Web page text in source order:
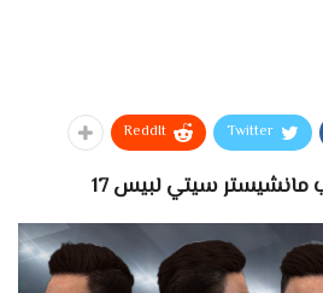
Twitter
ReddIt
مانشيستر سيتي لبيس 17